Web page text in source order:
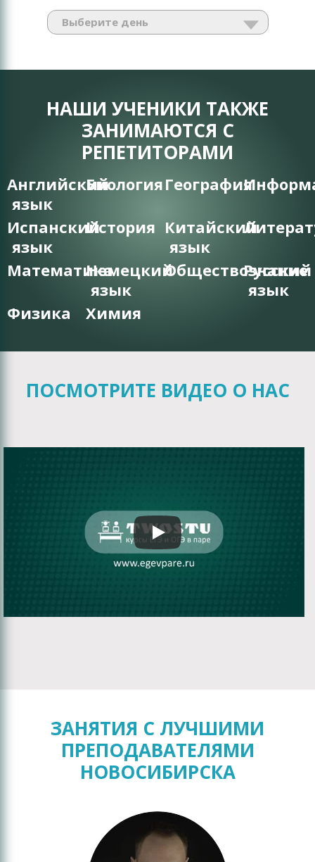
НАШИ УЧЕНИКИ ТАКЖЕ
ЗАНИМАЮТСЯ С
РЕПЕТИТОРАМИ
Английский
язык
БиологияГеография
Испанский
язык
История Китайский
язык
МатематикаНемецкий
язык
Обществознание
Русский
язык
Физика
Химия
ПОСМОТРИТЕ ВИДЕО О НАС
ЗАНЯТИЯ С ЛУЧШИМИ
ПРЕПОДАВАТЕЛЯМИ
НОВОСИБИРСКА